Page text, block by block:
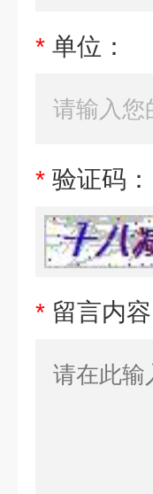
* 单位：
* 验证码：
* 留言内容